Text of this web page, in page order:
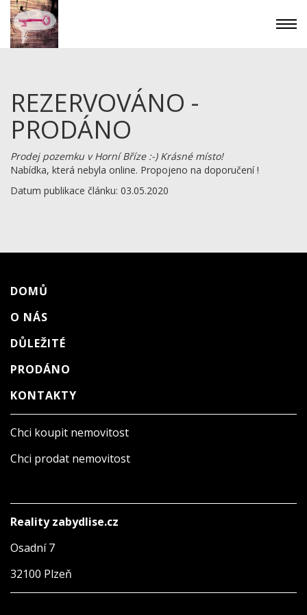
REZERVOVÁNO -
PRODÁNO
Prodej pozemku v Horní Bříze :-) Krásné místo!
Nabídka, která nebyla online. Propojeno na doporučení !
Datum publikace článku: 03.05.2020
DOMŮ
O NÁS
DŮLEŽITÉ
PRODÁNO
KONTAKTY
Chci koupit nemovitost
Chci prodat nemovitost
Reality zabydlise.cz
Osadní 7
32100 Plzeň